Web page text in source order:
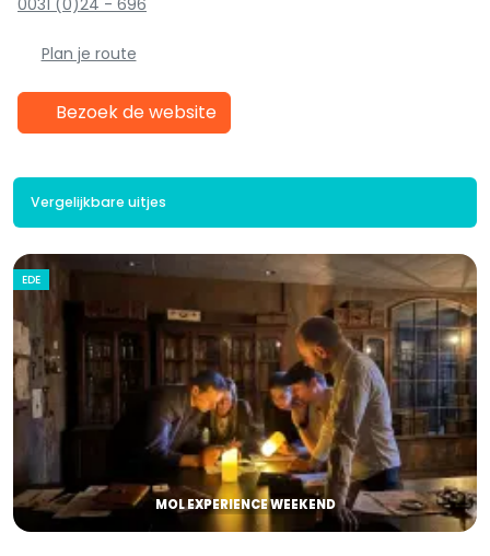
Plan je route
Bezoek de website
Vergelijkbare uitjes
EDE
MOL EXPERIENCE WEEKEND